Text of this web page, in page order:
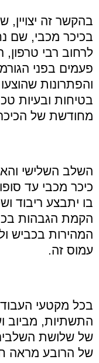
בהקשר זה
בכיכר מכבי, שם
לרחוב רבי טרפון,
פעמים בפני
והפתרונות
בטיחות ובעיות
מחודשת של הכיכר
השלב השלישי
כיכר מכבי עד
בו יתבצע ריבוד
הקמת הגבהות
המהירות בכביש
עמוס זה.
בכל מקטעי
התשתיות, מביוב
של שלושת
של הרובע מראה